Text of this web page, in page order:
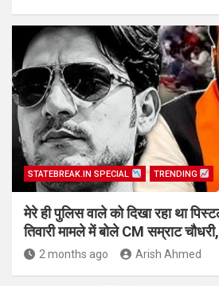
STATEBREAK.IN SPECIAL TRENDING
मेरे ही पुलिस वाले को दिखा रहा था
तिवारी मामले में बोले CM सम्राट
2 months ago Arish Ahmed